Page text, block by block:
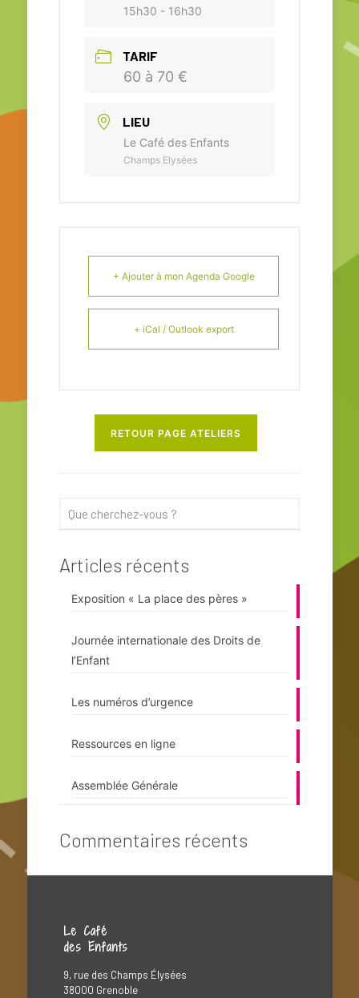
15h30 - 16h30
TARIF
60 à 70 €
LIEU
Le Café des Enfants
Champs Elysées
+ Ajouter à mon Agenda Google
+ iCal / Outlook export
RETOUR PAGE ATELIERS
Articles récents
Exposition « La place des pères »
Journée internationale des Droits de
l’Enfant
Les numéros d’urgence
Ressources en ligne
Assemblée Générale
Commentaires récents
Le Café
des Enfants
9, rue des Champs Élysées
38000 Grenoble